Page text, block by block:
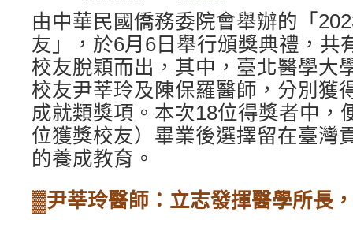
由中華民國僑務委院會舉辦的「
友」，於6月6日舉行頒獎典禮，共
校友脫穎而出，其中，臺北醫學大
校友尹莘玲及陳保羅醫師，分別獲
成就類獎項。本次18位得獎者中，
位獲獎校友）畢業後選擇留在臺灣
的養成教育。
▓尹莘玲醫師：立志發揮醫學所長